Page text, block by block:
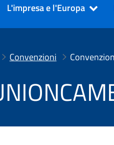
L'impresa e l'Europa
Convenzioni